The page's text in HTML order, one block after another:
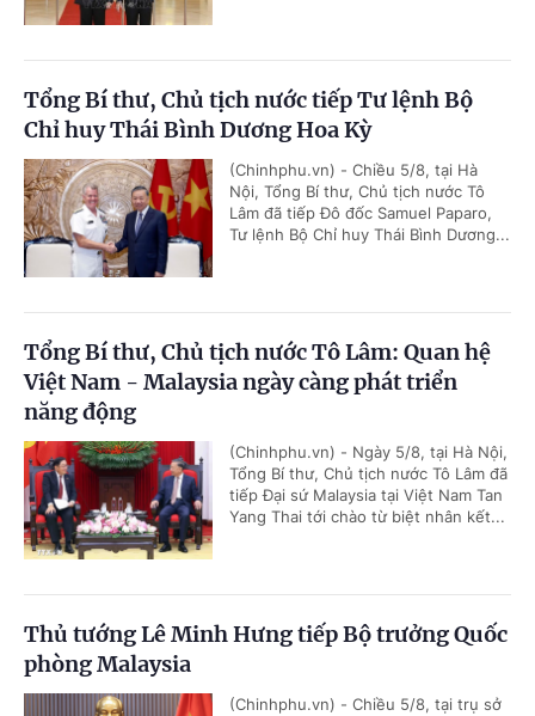
Tổng Bí thư, Chủ tịch nước tiếp Tư lệnh Bộ
Chỉ huy Thái Bình Dương Hoa Kỳ
(Chinhphu.vn) - Chiều 5/8, tại Hà
Nội, Tổng Bí thư, Chủ tịch nước Tô
Lâm đã tiếp Đô đốc Samuel Paparo,
Tư lệnh Bộ Chỉ huy Thái Bình Dương...
Tổng Bí thư, Chủ tịch nước Tô Lâm: Quan hệ
Việt Nam - Malaysia ngày càng phát triển
năng động
(Chinhphu.vn) - Ngày 5/8, tại Hà Nội,
Tổng Bí thư, Chủ tịch nước Tô Lâm đã
tiếp Đại sứ Malaysia tại Việt Nam Tan
Yang Thai tới chào từ biệt nhân kết...
Thủ tướng Lê Minh Hưng tiếp Bộ trưởng Quốc
phòng Malaysia
(Chinhphu.vn) - Chiều 5/8, tại trụ sở